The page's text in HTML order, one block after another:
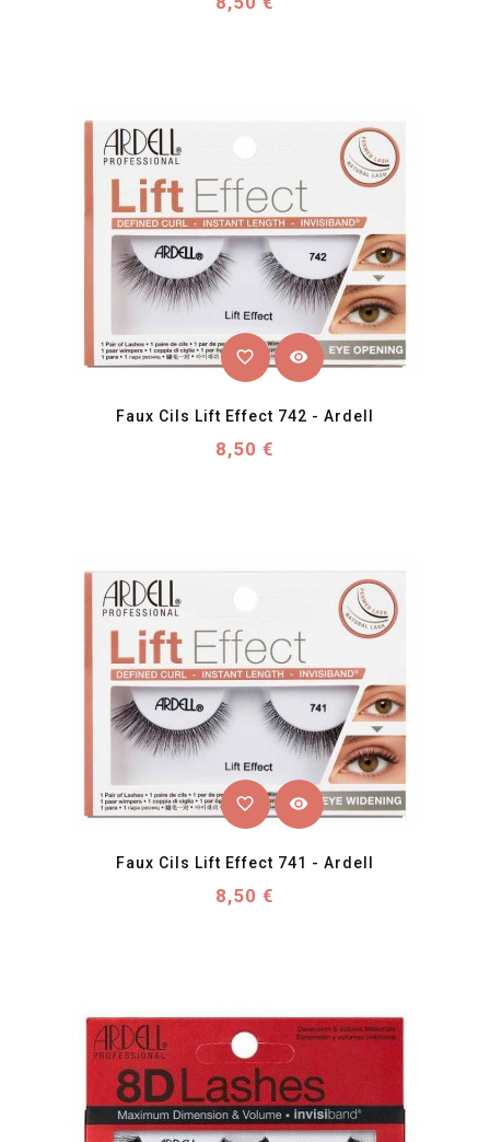
favorite_border visibility
Faux Cils Lift Effect 742 - Ardell
Prix
8,50 €
favorite_border visibility
Faux Cils Lift Effect 741 - Ardell
Prix
8,50 €